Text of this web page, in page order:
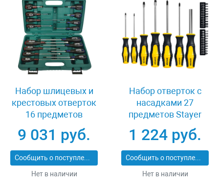
Набор шлицевых и
крестовых отверток
16 предметов
Jonnesway FULL STAR
D04PP16S
9 031 руб.
Сообщить о поступлении
Нет в наличии
Набор отверток с
насадками 27
предметов Stayer
Hercules-K27 25827
1 224 руб.
Сообщить о поступлении
Нет в наличии